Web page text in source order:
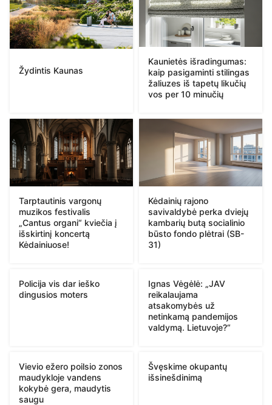
Žydintis Kaunas
Kaunietės išradingumas:
kaip pasigaminti stilingas
žaliuzes iš tapetų likučių
vos per 10 minučių
Tarptautinis vargonų
muzikos festivalis
„Cantus organi“ kviečia į
išskirtinį koncertą
Kėdainiuose!
Kėdainių rajono
savivaldybė perka dviejų
kambarių butą socialinio
būsto fondo plėtrai (SB-
31)
Policija vis dar ieško
dingusios moters
Ignas Vėgėlė: „JAV
reikalaujama
atsakomybės už
netinkamą pandemijos
valdymą. Lietuvoje?“
Vievio ežero poilsio zonos
maudykloje vandens
kokybė gera, maudytis
saugu
Švęskime okupantų
išsinešdinimą